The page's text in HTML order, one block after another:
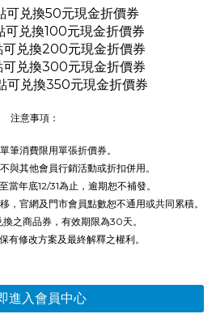
可兑換50元現金折價券
可兑換100元現金折價券
可兑換200元現金折價券
兑換300元現金折價券
可兑換350元現金折價券
注意事項：
單筆消費限用單張折價券。
與其他會員行銷活動或折扣併用。
當年底12/31為止，逾期恕不補發。
，官網及門市會員點數恕不通用或共同累積。
換之商品券，有效期限為30天。
有修改方案及最終解釋之權利。
進入會員中心